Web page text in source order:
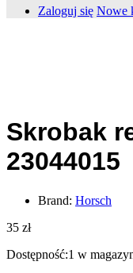
Zaloguj się Nowe
Skrobak
23044015
Brand: Horsch
35 zł
Dostępność:1 w